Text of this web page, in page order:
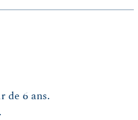
de 6 ans.